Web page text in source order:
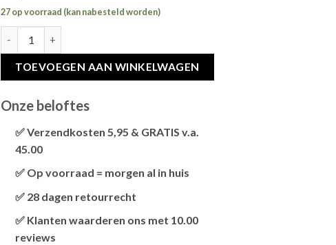
27 op voorraad (kan nabesteld worden)
TOEVOEGEN AAN WINKELWAGEN
Onze beloftes
✅ Verzendkosten 5,95 & GRATIS v.a.
45.00
pakket 5,95 en bestellingen v.a. 45,00
worden gratis verzonden.
✅ Op voorraad = morgen al in huis
bestelt vóór 13:00, wordt het
nog verzonden.
✅ 28 dagen retourrecht
28 dagende tijd om te retourneren.
✅ Klanten waarderen ons met 10.00
reviews